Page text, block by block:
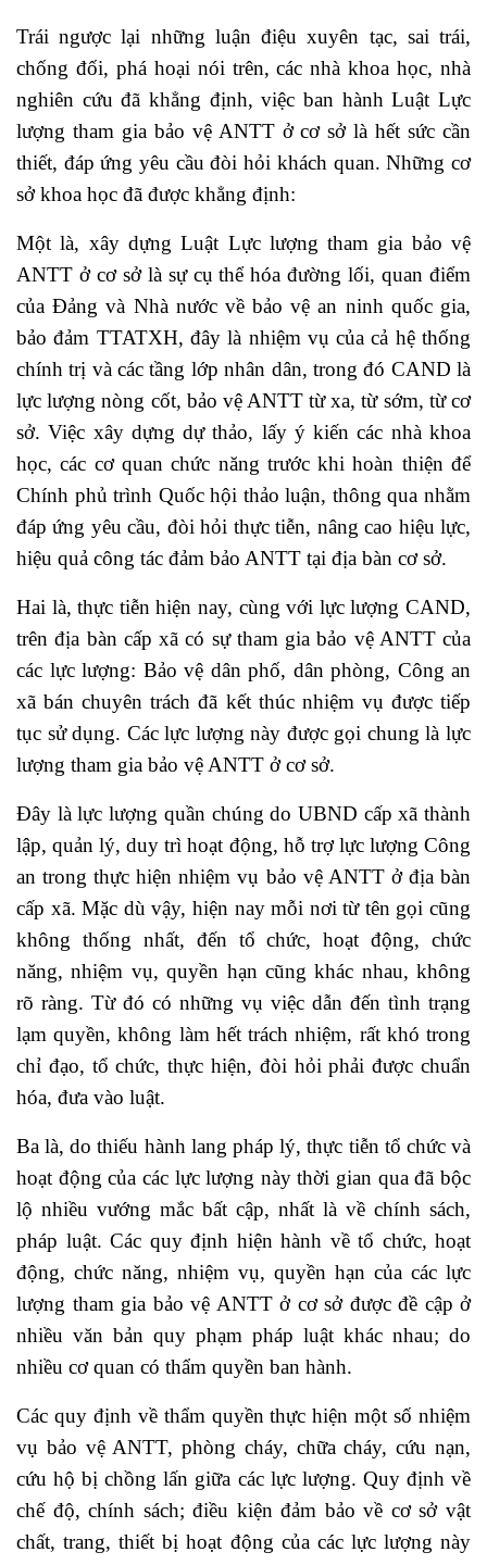
Trái ngược lại những luận điệu xuyên tạc, sai trái,
chống đối, phá hoại nói trên, các nhà khoa học, nhà
nghiên cứu đã khẳng định, việc ban hành Luật Lực
lượng tham gia bảo vệ ANTT ở cơ sở là hết sức cần
thiết, đáp ứng yêu cầu đòi hỏi khách quan. Những cơ
sở khoa học đã được khẳng định:
Một là, xây dựng Luật Lực lượng tham gia bảo vệ
ANTT ở cơ sở là sự cụ thể hóa đường lối, quan điểm
của Đảng và Nhà nước về bảo vệ an ninh quốc gia,
bảo đảm TTATXH, đây là nhiệm vụ của cả hệ thống
chính trị và các tầng lớp nhân dân, trong đó CAND là
lực lượng nòng cốt, bảo vệ ANTT từ xa, từ sớm, từ cơ
sở. Việc xây dựng dự thảo, lấy ý kiến các nhà khoa
học, các cơ quan chức năng trước khi hoàn thiện để
Chính phủ trình Quốc hội thảo luận, thông qua nhằm
đáp ứng yêu cầu, đòi hỏi thực tiễn, nâng cao hiệu lực,
hiệu quả công tác đảm bảo ANTT tại địa bàn cơ sở.
Hai là, thực tiễn hiện nay, cùng với lực lượng CAND,
trên địa bàn cấp xã có sự tham gia bảo vệ ANTT của
các lực lượng: Bảo vệ dân phố, dân phòng, Công an
xã bán chuyên trách đã kết thúc nhiệm vụ được tiếp
tục sử dụng. Các lực lượng này được gọi chung là lực
lượng tham gia bảo vệ ANTT ở cơ sở.
Đây là lực lượng quần chúng do UBND cấp xã thành
lập, quản lý, duy trì hoạt động, hỗ trợ lực lượng Công
an trong thực hiện nhiệm vụ bảo vệ ANTT ở địa bàn
cấp xã. Mặc dù vậy, hiện nay mỗi nơi từ tên gọi cũng
không thống nhất, đến tổ chức, hoạt động, chức
năng, nhiệm vụ, quyền hạn cũng khác nhau, không
rõ ràng. Từ đó có những vụ việc dẫn đến tình trạng
lạm quyền, không làm hết trách nhiệm, rất khó trong
chỉ đạo, tổ chức, thực hiện, đòi hỏi phải được chuẩn
hóa, đưa vào luật.
Ba là, do thiếu hành lang pháp lý, thực tiễn tổ chức và
hoạt động của các lực lượng này thời gian qua đã bộc
lộ nhiều vướng mắc bất cập, nhất là về chính sách,
pháp luật. Các quy định hiện hành về tổ chức, hoạt
động, chức năng, nhiệm vụ, quyền hạn của các lực
lượng tham gia bảo vệ ANTT ở cơ sở được đề cập ở
nhiều văn bản quy phạm pháp luật khác nhau; do
nhiều cơ quan có thẩm quyền ban hành.
Các quy định về thẩm quyền thực hiện một số nhiệm
vụ bảo vệ ANTT, phòng cháy, chữa cháy, cứu nạn,
cứu hộ bị chồng lấn giữa các lực lượng. Quy định về
chế độ, chính sách; điều kiện đảm bảo về cơ sở vật
chất, trang, thiết bị hoạt động của các lực lượng này